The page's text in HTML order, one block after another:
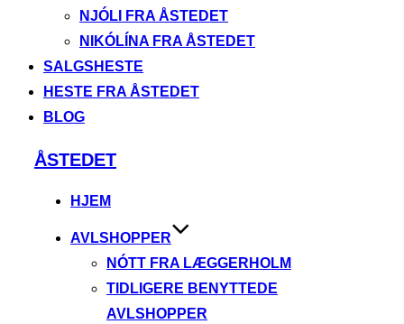
NJÓLI FRA ÅSTEDET
NIKÓLÍNA FRA ÅSTEDET
SALGSHESTE
HESTE FRA ÅSTEDET
BLOG
VidereÅSTEDET
HJEM
AVLSHOPPER
NÓTT FRA LÆGGERHOLM
TIDLIGERE BENYTTEDE
AVLSHOPPER